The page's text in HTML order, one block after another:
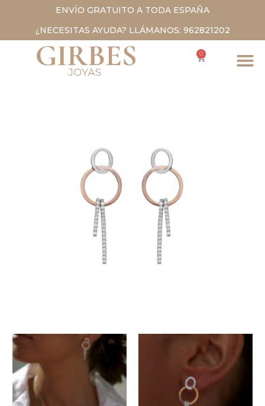
ENVÍO GRATUITO A TODA ESPAÑA
¿NECESITAS AYUDA? LLÁMANOS: 962821202
0